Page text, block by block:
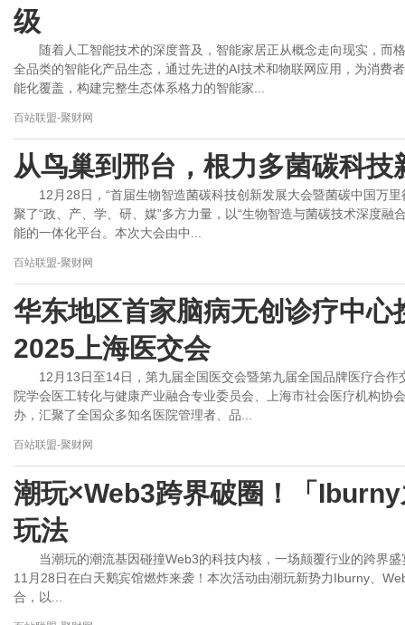
级
随着人工智能技术的深度普及，智能家居正从概念走向现实，而
全品类的智能化产品生态，通过先进的AI技术和物联网应用，为消费
能化覆盖，构建完整生态体系格力的智能家...
百站联盟-聚财网
从鸟巢到邢台，根力多菌碳科技
12月28日，“首届生物智造菌碳科技创新发展大会暨菌碳中国万
聚了“政、产、学、研、媒”多方力量，以“生物智造与菌碳技术深度融
能的一体化平台。本次大会由中...
百站联盟-聚财网
华东地区首家脑病无创诊疗中
2025上海医交会
12月13日至14日，第九届全国医交会暨第九届全国品牌医疗合
院学会医工转化与健康产业融合专业委员会、上海市社会医疗机构协
办，汇聚了全国众多知名医院管理者、品...
百站联盟-聚财网
潮玩×Web3跨界破圈！「
玩法
当潮玩的潮流基因碰撞Web3的科技内核，一场颠覆行业的跨界
11月28日在白天鹅宾馆燃炸来袭！本次活动由潮玩新势力Iburny、
合，以...